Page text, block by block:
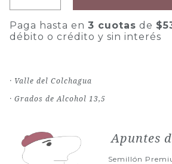
Paga hasta en 3 cuotas de
débito o crédito y sin interés
· Valle del Colchagua
· Grados de Alcohol 13,5
Apuntes
Semillón